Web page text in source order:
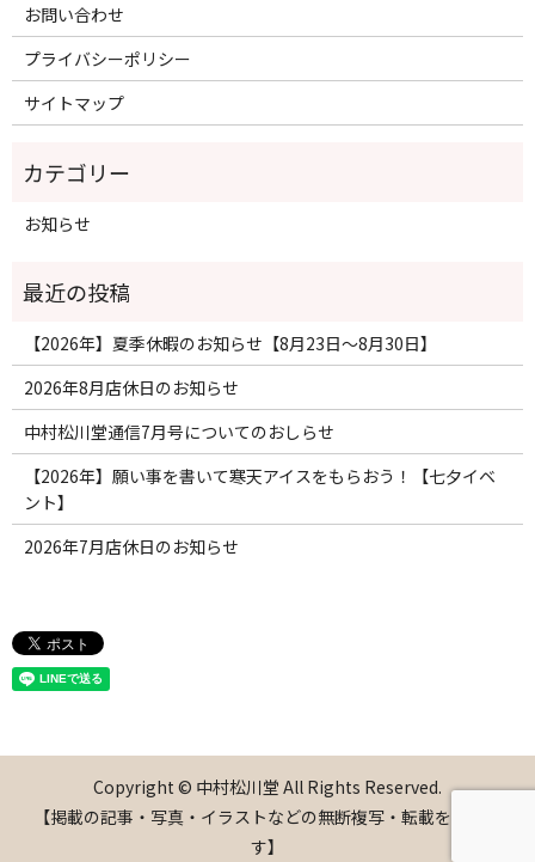
お問い合わせ
プライバシーポリシー
サイトマップ
お知らせ
【2026年】夏季休暇のお知らせ【8月23日〜8月30日】
2026年8月店休日のお知らせ
中村松川堂通信7月号についてのおしらせ
【2026年】願い事を書いて寒天アイスをもらおう！【七夕イベ
ント】
2026年7月店休日のお知らせ
Copyright © 中村松川堂 All Rights Reserved.
【掲載の記事・写真・イラストなどの無断複写・転載を禁じま
す】